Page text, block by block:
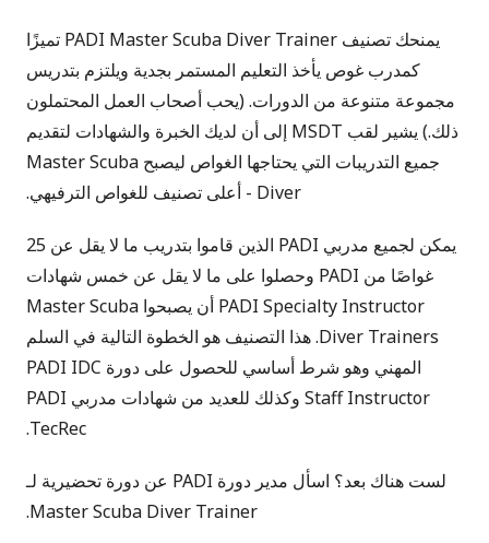
يمنحك تصنيف PADI Master Scuba Diver Trainer تميزًا
كمدرب غوص يأخذ التعليم المستمر بجدية ويلتزم بتدريس
مجموعة متنوعة من الدورات. (يحب أصحاب العمل المحتملون
ذلك.) يشير لقب MSDT إلى أن لديك الخبرة والشهادات لتقديم
جميع التدريبات التي يحتاجها الغواص ليصبح Master Scuba
Diver - أعلى تصنيف للغواص الترفيهي.
يمكن لجميع مدربي PADI الذين قاموا بتدريب ما لا يقل عن 25
غواصًا من PADI وحصلوا على ما لا يقل عن خمس شهادات
PADI Specialty Instructor أن يصبحوا Master Scuba
Diver Trainers. هذا التصنيف هو الخطوة التالية في السلم
المهني وهو شرط أساسي للحصول على
دورة PADI IDC
Staff Instructorوكذلك للعديد من شهادات
مدربي PADI
TecRec
.
لست هناك بعد؟ اسأل مدير دورة PADI عن دورة تحضيرية لـ
Master Scuba Diver Trainer.